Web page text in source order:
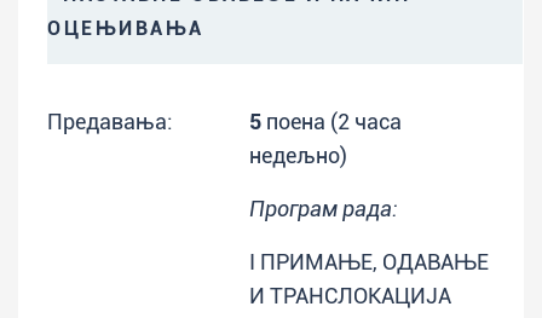
ОЦЕЊИВАЊА
Предавања: 5 поена (2 часа
недељно)
Програм рада:
I ПРИМАЊЕ, ОДАВАЊЕ
И ТРАНСЛОКАЦИЈА